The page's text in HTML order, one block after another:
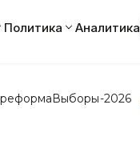
Политика Аналитика
Выборы-2026